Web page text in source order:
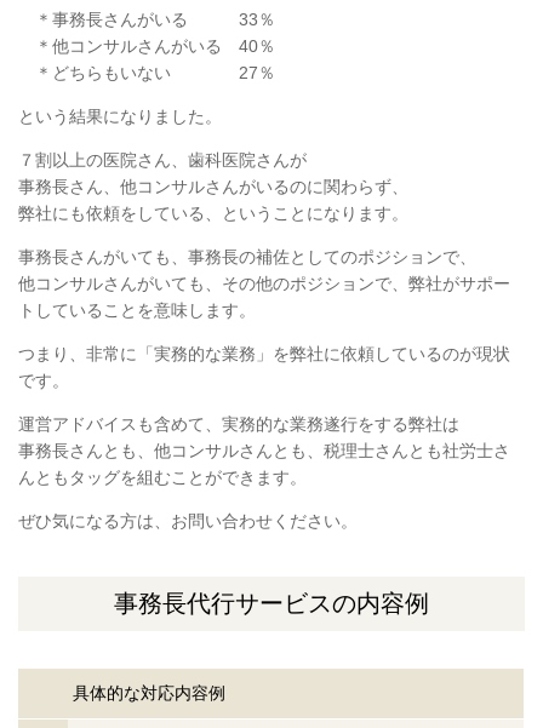
＊事務長さんがいる 33％
＊他コンサルさんがいる 40％
＊どちらもいない 27％
という結果になりました。
７割以上の医院さん、歯科医院さんが
事務長さん、他コンサルさんがいるのに関わらず、
弊社にも依頼をしている、ということになります。
事務長さんがいても、事務長の補佐としてのポジションで、
他コンサルさんがいても、その他のポジションで、弊社がサポー
トしていることを意味します。
つまり、非常に「実務的な業務」を弊社に依頼しているのが現状
です。
運営アドバイスも含めて、実務的な業務遂行をする弊社は
事務長さんとも、他コンサルさんとも、税理士さんとも社労士さ
んともタッグを組むことができます。
ぜひ気になる方は、お問い合わせください。
事務長代行サービスの内容例
具体的な対応内容例